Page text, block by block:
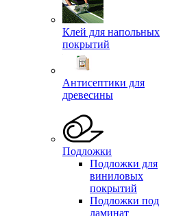
Клей для напольных
покрытий
Антисептики для
древесины
Подложки
Подложки для
виниловых
покрытий
Подложки под
ламинат